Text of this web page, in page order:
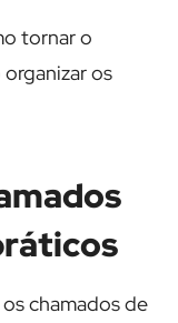
tornar o
os
chamados de